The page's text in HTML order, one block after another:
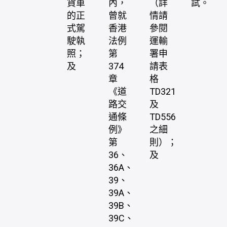
貨車
的正
式駕
駛執
照；
及
內，
曾就
香港
法例
第
374
章
《道
路交
通條
例》
第
36、
36A、
39、
39A、
39B、
39C、
（詳
情請
參閱
運輸
署申
請表
格
TD321
及
TD556
之細
則）；
及
試。